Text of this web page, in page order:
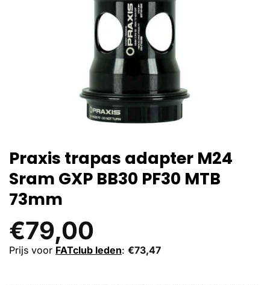
Praxis trapas adapter M24
Sram GXP BB30 PF30 MTB
73mm
€79,00
Prijs voor FATclub leden: €73,47